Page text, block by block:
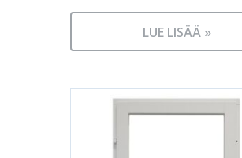
LUE LISÄÄ »